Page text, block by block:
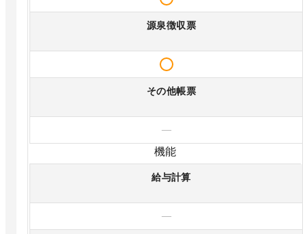
源泉徴収票
その他帳票
—
機能
給与計算
—